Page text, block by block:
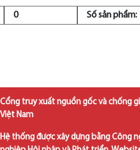
0 Số sản phẩm:
Cổng truy xuất nguồn gốc và chống
Việt Nam
Hệ thống được xây dựng bằng Công